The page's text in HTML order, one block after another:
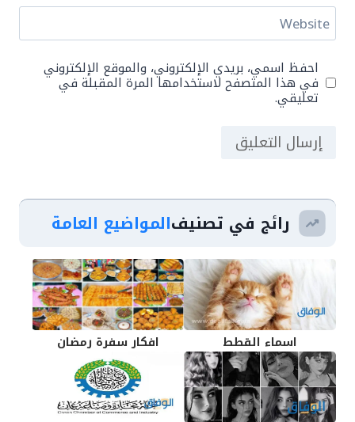
Website
احفظ اسمي، بريدي الإلكتروني، والموقع الإلكتروني
في هذا المتصفح لاستخدامها المرة المقبلة في
تعليقي.
رائج في تصنيفالمواضيع العامة
اسماء القطط افكار سفرة رمضان